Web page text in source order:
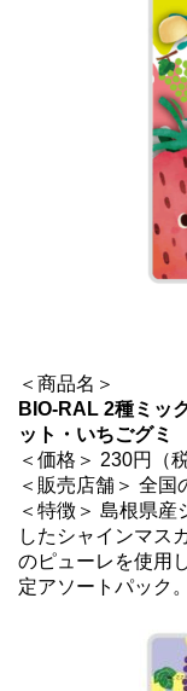
＜商品名＞
BIO-RAL 2種ミッ
ット・いちごグミ
＜価格＞ 230円（
＜販売店舗＞ 全国
＜特徴＞ 島根県産
したシャインマス
のピューレを使用
定アソートパック。